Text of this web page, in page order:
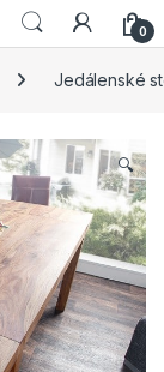
0
Jedálenské
🔍